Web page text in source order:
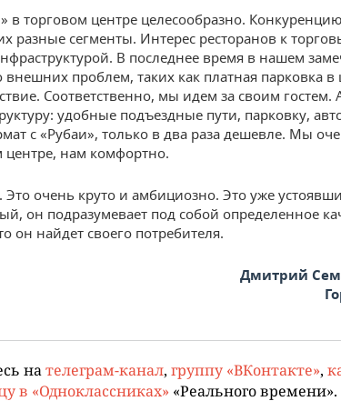
в торговом центре целесообразно.
разные сегменты. Интерес ресторанов к
В последнее время в нашем
проблем, таких как платная парковка в
Соответственно, мы идем за своим гостем.
удобные подъездные пути, парковку,
с «Рубаи», только в два раза дешевле. Мы
центре, нам комфортно.
очень круто и амбициозно. Это уже
он подразумевает под собой определенное
он найдет своего потребителя.
Дмитрий
на телеграм-канал, группу «ВКонтакте»,
в «Одноклассниках» «Реального времени».